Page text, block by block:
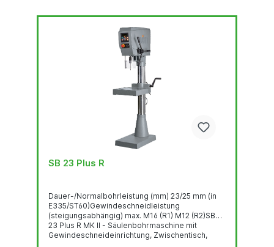
SB 23 Plus R
Dauer-/Normalbohrleistung (mm) 23/25 mm (in
E335/ST60)Gewindeschneidleistung
(steigungsabhängig) max. M16 (R1) M12 (R2)SB
23 Plus R MK II - Säulenbohrmaschine mit
Gewindeschneideinrichtung, Zwischentisch,